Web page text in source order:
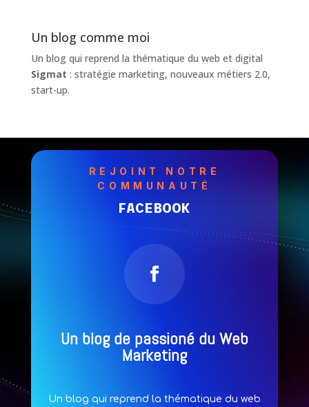
Un blog comme moi
Un blog qui reprend la thématique du web et digital
Sigmat : stratégie marketing, nouveaux métiers 2.0,
start-up.
REJOINT NOTRE
COMMUNAUTÉ
FACEBOOK
Un blog de passioné du Web
Marketing
Un blog qui reprend la thématique du web